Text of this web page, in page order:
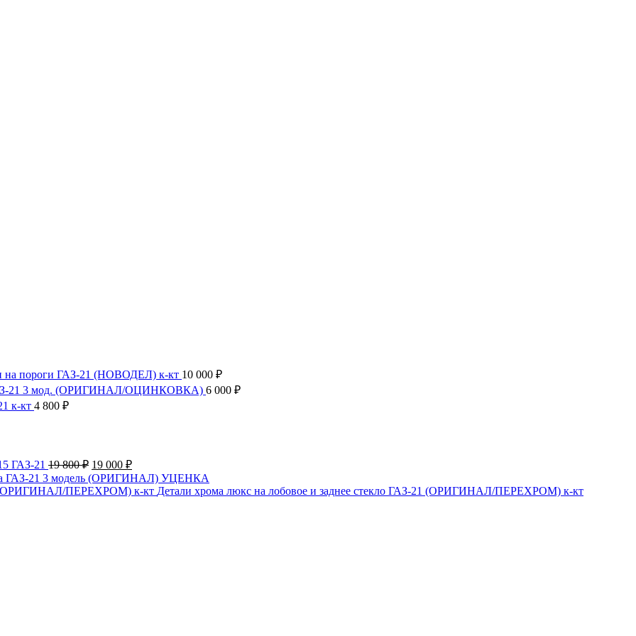
на пороги ГАЗ-21 (НОВОДЕЛ) к-кт 10 000 ₽
21 3 мод. (ОРИГИНАЛ/ОЦИНКОВКА) 6 000 ₽
к-кт 4 800 ₽
ГАЗ-21 19 800₽ Первоначальная
цена
составляла
19
19 000 ₽Текущая
цена:
19
ГАЗ-21 3 модель (ОРИГИНАЛ) УЦЕНКА
Детали хрома люкс на лобовое и заднее стекло ГАЗ-21 (ОРИГИНАЛ/ПЕРЕХРОМ) к-кт